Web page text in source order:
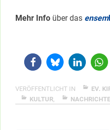
Mehr Info über das ensem
VERÖFFENTLICHT IN EV.
KULTUR,